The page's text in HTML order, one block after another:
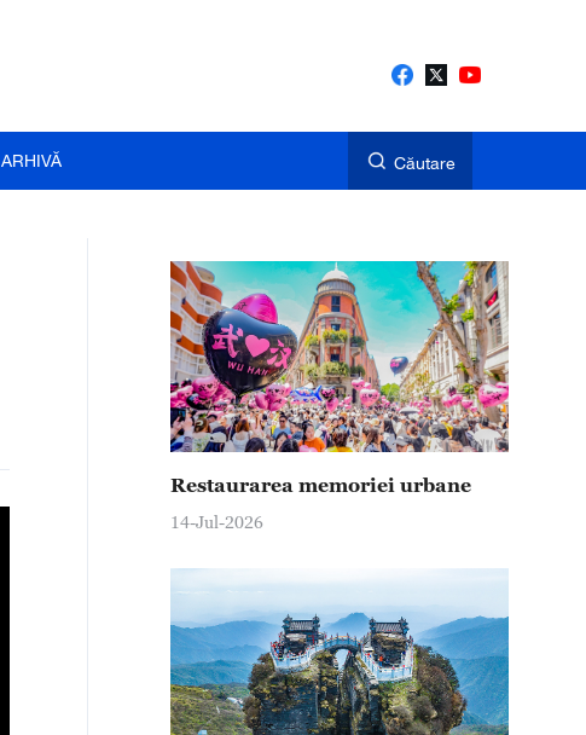
ARHIVĂ Căutare
Restaurarea memoriei urbane
14-Jul-2026